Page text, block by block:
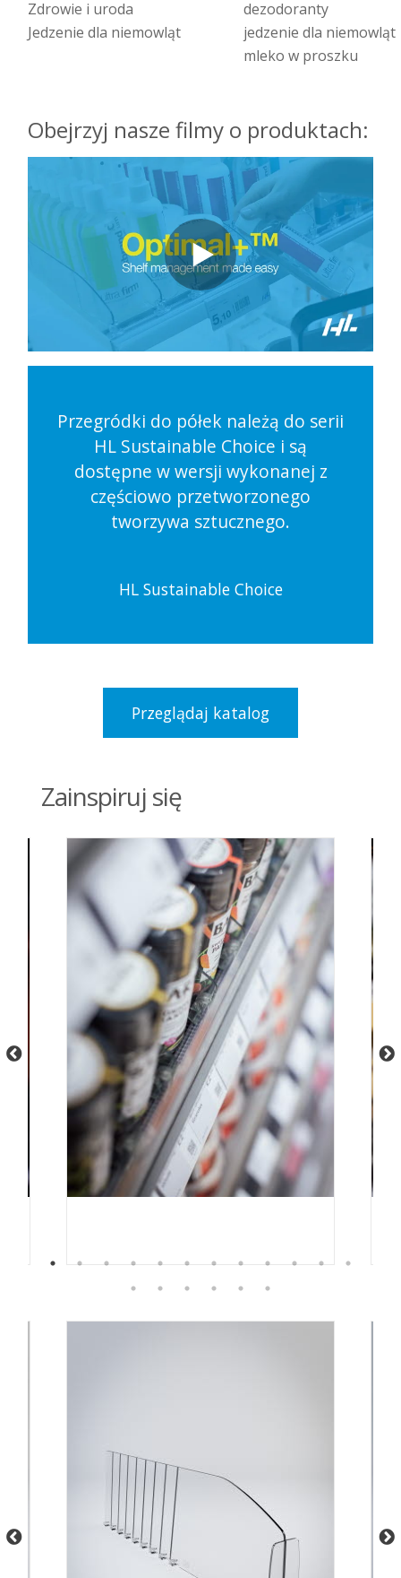
Zdrowie i uroda
dezodoranty
Jedzenie dla niemowląt
jedzenie dla niemowląt
mleko w proszku
Obejrzyj nasze filmy o produktach:
Przegródki do półek należą do serii
HL Sustainable Choice i są
dostępne w wersji wykonanej z
częściowo przetworzonego
tworzywa sztucznego.
HL Sustainable Choice
Przeglądaj katalog
Zainspiruj się